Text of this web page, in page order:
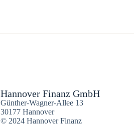
Hannover Finanz GmbH
Günther-Wagner-Allee 13
30177 Hannover
© 2024 Hannover Finanz